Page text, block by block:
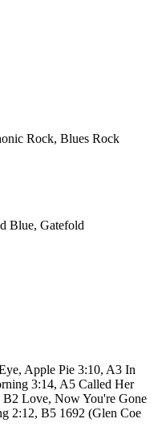
Rock, Blues Rock
Blue, Gatefold
Apple Pie 3:10, A3 In
3:14, A5 Called Her
Love, Now You're Gone
2:12, B5 1692 (Glen Coe